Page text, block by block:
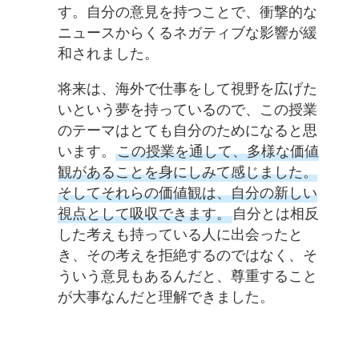
す。自分の意見を持つことで、衝撃的な
ニュースからくるネガティブな影響が緩
和されました。
将来は、海外で仕事をして視野を広げた
いという夢を持っているので、この授業
のテーマはとても自分のためになると思
います。 この授業を通して、多様な価値
観があることを身にしみて感じました。
そしてそれらの価値観は、自分の新しい
視点として吸収できます。自分とは相反
した考えも持っている人に出会ったと
き、その考えを拒絶するのではなく、そ
ういう意見もあるんだと、尊重すること
が大事なんだと理解できました。